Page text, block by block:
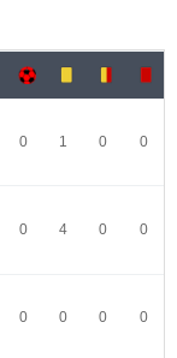
0 1 0 0
0 4 0 0
0 0 0 0